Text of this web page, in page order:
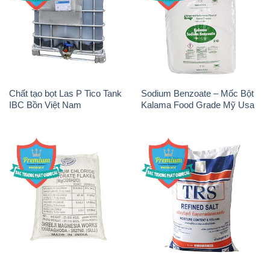
Chất tạo bọt Las P Tico Tank
IBC Bồn Việt Nam
Sodium Benzoate – Mốc Bột
Kalama Food Grade Mỹ Usa